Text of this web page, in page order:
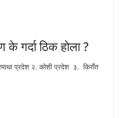
गर्दा ठिक होला ?
प्रदेश २. कोशी प्रदेश ३. किराँत